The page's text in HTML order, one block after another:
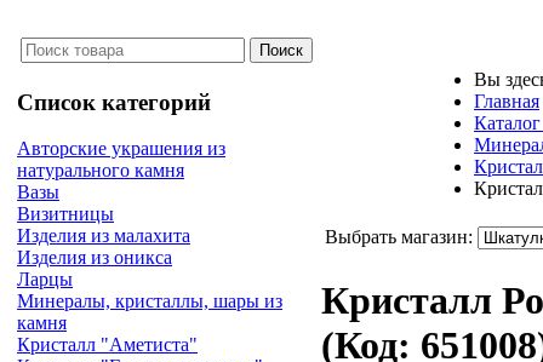
Список категорий
Авторские украшения из
натурального камня
Вазы
Визитницы
Изделия из малахита
Изделия из оникса
Ларцы
Минералы, кристаллы, шары из
камня
Кристалл "Аметиста"
Вы
Главная
Выбрать магазин:
Кристалл
(Код: 651008